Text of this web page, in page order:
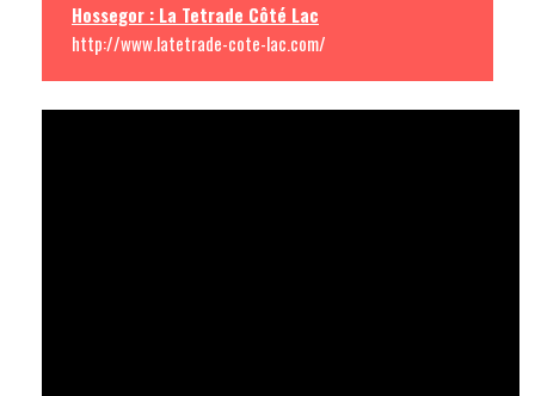
Hossegor : La Tetrade Côté Lac
http://www.latetrade-cote-lac.com/